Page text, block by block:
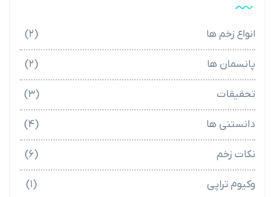
انواع زخم ها
پانسمان ها
تحقیقات
دانستنی ها
نکات زخم
وکیوم تراپی